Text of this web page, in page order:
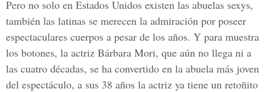
Pero no solo en Estados Unidos existen las abuelas sexys,
también las latinas se merecen la admiración por poseer
espectaculares cuerpos a pesar de los años. Y para muestra
los botones, la actriz Bárbara Mori, que aún no llega ni a
las cuatro décadas, se ha convertido en la abuela más joven
del espectáculo, a sus 38 años la actriz ya tiene un retoñito